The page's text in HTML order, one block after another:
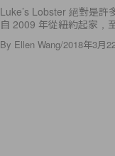
Luke’s Lobster 絕對是許
自 2009 年從紐約起家，
By Ellen Wang/2018年3月